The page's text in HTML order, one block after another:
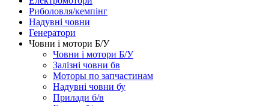
Риболовля/кемпінг
Надувні човни
Генератори
Човни і мотори Б/У
Човни і мотори Б/У
Залізні човни бв
Моторы по запчастинам
Надувні човни бу
Прилади б/в